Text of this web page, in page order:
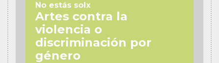
No estás solx
Artes contra la
violencia o
discriminación por
género